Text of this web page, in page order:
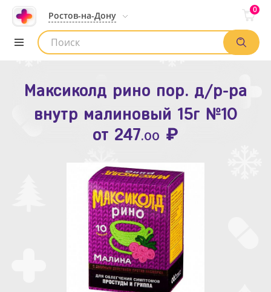
Ростов-на-Дону
0
Список аптек
Максиколд рино пор. д/р-ра
внутр малиновый 15г №10
от 247.00 ₽
Зодак таб. п.п.о. 10мг №10
от109.80 ₽